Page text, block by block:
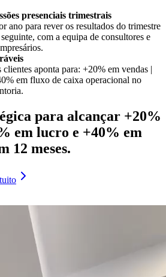
presenciais trimestrais
ano para rever os resultados do trimestre
com a equipa de consultores e
clientes aponta para: +20% em vendas |
em fluxo de caixa operacional no
para alcançar +20%
em lucro e +40% em
12 meses.